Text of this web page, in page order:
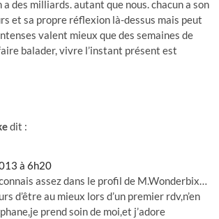
des milliards. autant que nous. chacun a son
et sa propre réflexion là-dessus mais peut
valent mieux que des semaines de
balader, vivre l’instant présent est
dit :
à 6h20
assez dans le profil de M.Wonderbix…
d’être au mieux lors d’un premier rdv,n’en
prend soin de moi,et j’adore